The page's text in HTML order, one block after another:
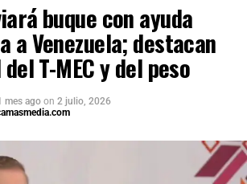
buque con ayuda
a Venezuela; destacan
T-MEC y del peso
mes ago on 2 julio, 2026